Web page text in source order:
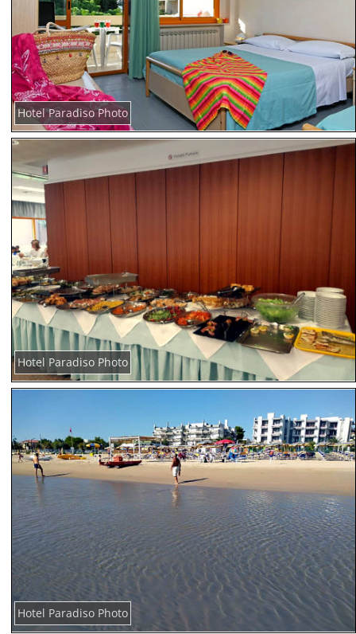
Hotel Paradiso Photo
Hotel Paradiso Photo
Hotel Paradiso Photo